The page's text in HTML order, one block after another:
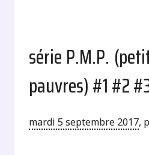
série P.M.P.
pauvres) #1 #2
mardi 5 septembre 2017,